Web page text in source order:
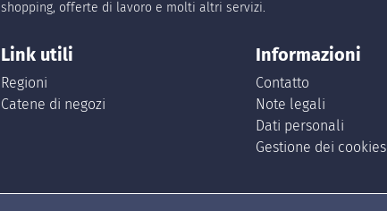
shopping, offerte di lavoro e molti altri servizi.
Link utili
Regioni
Catene di negozi
Informazioni
Contatto
Note legali
Dati personali
Gestione dei cookies